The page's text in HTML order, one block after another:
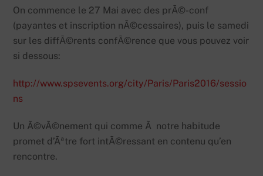
On commence le 27 Mai avec des prÃ©-conf
(payantes et inscription nÃ©cessaires), puis le samedi
sur les diffÃ©rents confÃ©rence que vous pouvez voir
si dessous:
http://www.spsevents.org/city/Paris/Paris2016/sessio
ns
Un Ã©vÃ©nement qui comme Ã notre habitude
promet d’Ãªtre fort intÃ©ressant en contenu qu’en
rencontre.